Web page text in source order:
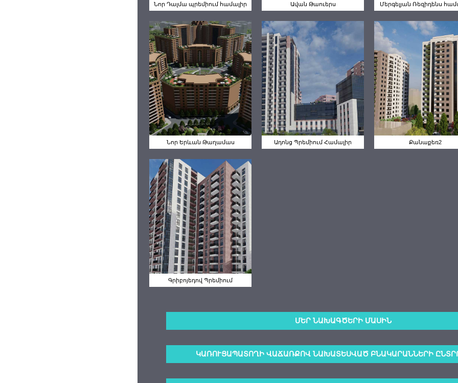
Նոր Դալմա պրեմիում համալիր Ավան Թաուերս Մերգելյան Ռեզիդենս
Նոր Երևան Թաղամաս
Նոր Երևան
Թաղամաս
Ադոնց Պրեմիում Համալիր
Ադոնց
Պրեմիում
Համալիր
Քանաքեռ2
Քանաքեռ2
Գրիբոյեդով Պրեմիում
Գրիբոյեդով
Պրեմիում
ՄԵՐ ՆԱԽԱԳԾԵՐԻ ՄԱՍԻՆ
ԿԱՌՈՒՑԱՊԱՏՈՂԻ ՎԱՃԱՌՔՈՎ ՆԱԽԱՏԵՍՎԱԾ ԲՆԱԿԱՐԱՆՆԵՐԻ